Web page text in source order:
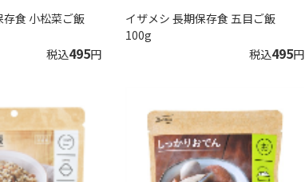
食 小松菜ご飯
税込495円
イザメシ 長期保存食 五目ご飯
100g
税込495円